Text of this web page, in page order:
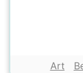
Art